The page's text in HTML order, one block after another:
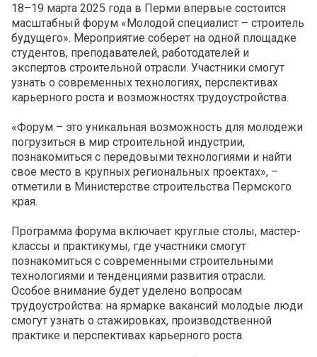
18–19 марта 2025 года в Перми впервые состоится
масштабный форум «Молодой специалист – строитель
будущего». Мероприятие соберет на одной площадке
студентов, преподавателей, работодателей и
экспертов строительной отрасли. Участники смогут
узнать о современных технологиях, перспективах
карьерного роста и возможностях трудоустройства.
«Форум – это уникальная возможность для молодежи
погрузиться в мир строительной индустрии,
познакомиться с передовыми технологиями и найти
свое место в крупных региональных проектах», –
отметили в Министерстве строительства Пермского
края.
Программа форума включает круглые столы, мастер-
классы и практикумы, где участники смогут
познакомиться с современными строительными
технологиями и тенденциями развития отрасли.
Особое внимание будет уделено вопросам
трудоустройства: на ярмарке вакансий молодые люди
смогут узнать о стажировках, производственной
практике и перспективах карьерного роста.